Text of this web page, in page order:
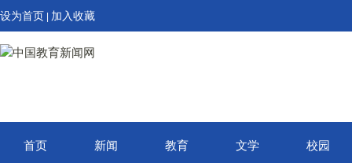
设为首页 加入收藏
首页 新闻 教育 文学 校园